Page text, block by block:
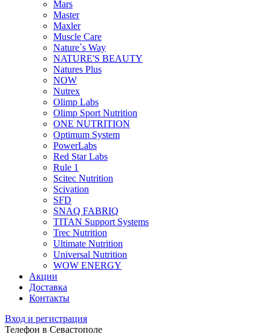
Mars
Master
Maxler
Muscle Care
Nature`s Way
NATURE'S BEAUTY
Natures Plus
NOW
Nutrex
Olimp Labs
Olimp Sport Nutrition
ONE NUTRITION
Optimum System
PowerLabs
Red Star Labs
Rule 1
Scitec Nutrition
Scivation
SFD
SNAQ FABRIQ
TITAN Support Systems
Trec Nutrition
Ultimate Nutrition
Universal Nutrition
WOW ENERGY
Акции
Доставка
Контакты
Вход и регистрация
Телефон в Севастополе